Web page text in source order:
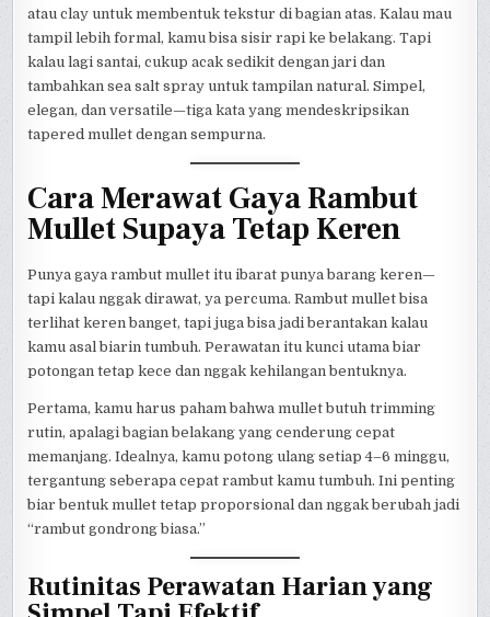
atau clay untuk membentuk tekstur di bagian atas. Kalau mau
tampil lebih formal, kamu bisa sisir rapi ke belakang. Tapi
kalau lagi santai, cukup acak sedikit dengan jari dan
tambahkan sea salt spray untuk tampilan natural. Simpel,
elegan, dan versatile—tiga kata yang mendeskripsikan
tapered mullet dengan sempurna.
Cara Merawat Gaya Rambut
Mullet Supaya Tetap Keren
Punya gaya rambut mullet itu ibarat punya barang keren—
tapi kalau nggak dirawat, ya percuma. Rambut mullet bisa
terlihat keren banget, tapi juga bisa jadi berantakan kalau
kamu asal biarin tumbuh. Perawatan itu kunci utama biar
potongan tetap kece dan nggak kehilangan bentuknya.
Pertama, kamu harus paham bahwa mullet butuh trimming
rutin, apalagi bagian belakang yang cenderung cepat
memanjang. Idealnya, kamu potong ulang setiap 4–6 minggu,
tergantung seberapa cepat rambut kamu tumbuh. Ini penting
biar bentuk mullet tetap proporsional dan nggak berubah jadi
“rambut gondrong biasa.”
Rutinitas Perawatan Harian yang